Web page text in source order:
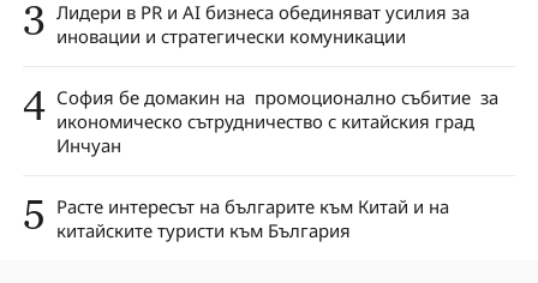
3 Лидери в PR и AI бизнеса обединяват усилия за
иновации и стратегически комуникации
4 София бе домакин на промоционално събитие за
икономическо сътрудничество с китайския град
Инчуан
5 Расте интересът на българите към Китай и на
китайските туристи към България